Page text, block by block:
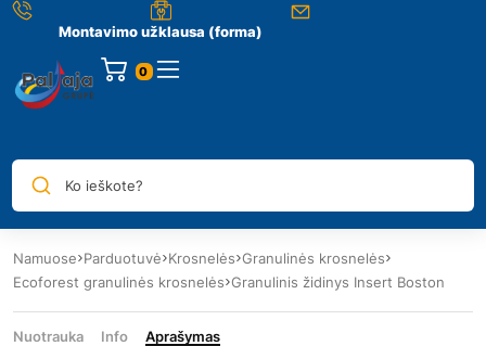
Montavimo užklausa (forma)
0
Ko ieškote?
Namuose Parduotuvė Krosnelės Granulinės krosnelės
Ecoforest granulinės krosnelės Granulinis židinys Insert Boston
Nuotrauka Info Aprašymas